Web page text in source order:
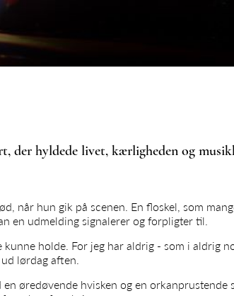
der hyldede livet, kærligheden og
når hun gik på scenen. En floskel, som
en udmelding signalerer og forpligter til.
holde. For jeg har aldrig - som i aldrig
lørdag aften.
øredøvende hvisken og en orkanprustende